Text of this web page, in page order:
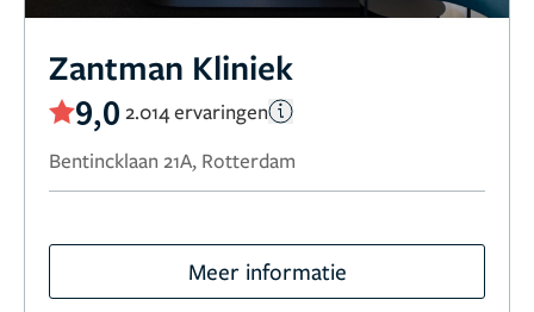
Zantman Kliniek
9,0 2.014 ervaringen
Bentincklaan 21A, Rotterdam
Meer informatie